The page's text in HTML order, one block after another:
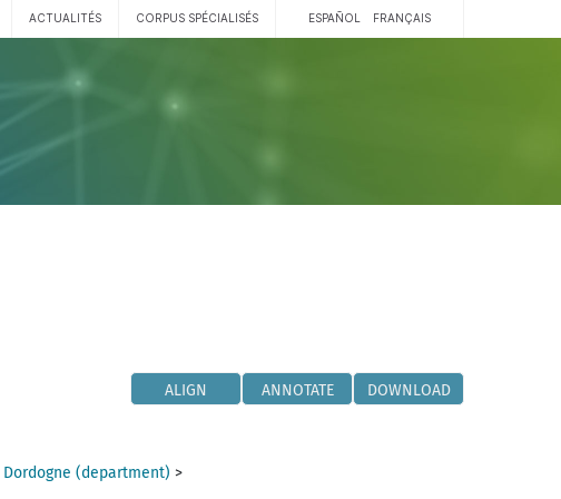
ACTUALITÉS CORPUS SPÉCIALISÉS ESPAÑOL FRANÇAIS
ALIGN ANNOTATE DOWNLOAD
Dordogne (department) >